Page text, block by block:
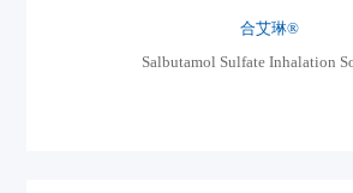
合艾琳®
Salbutamol Sulfate Inhalation